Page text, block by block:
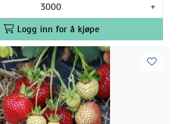
+
Logg inn for å kjøpe